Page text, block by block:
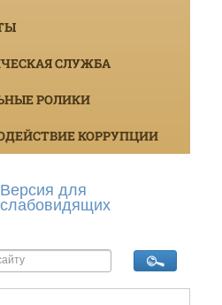
СЛУЖБА
РОЛИКИ
КОРРУПЦИИ
Версия для
слабовидящих